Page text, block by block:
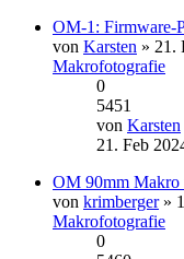
OM-1: Firmware-
von Karsten » 21.
Makrofotografie
0
5451
von Karsten
21. Feb
OM 90mm Makro
von krimberger»
Makrofotografie
0